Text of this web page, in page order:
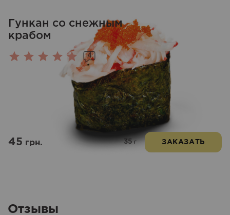
Гункан со снежным
крабом
4
45грн. 35 г ЗАКАЗАТЬ
Отзывы